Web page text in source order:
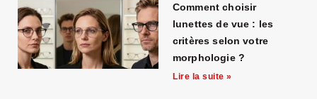
Comment choisir
lunettes de vue : les
critères selon votre
morphologie ?
Lire la suite »